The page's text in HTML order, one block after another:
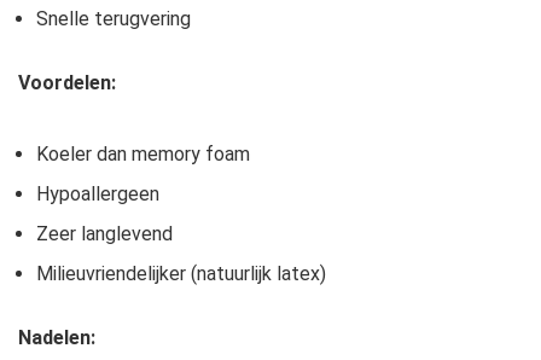
Snelle terugvering
Voordelen:
Koeler dan memory foam
Hypoallergeen
Zeer langlevend
Milieuvriendelijker (natuurlijk latex)
Nadelen: